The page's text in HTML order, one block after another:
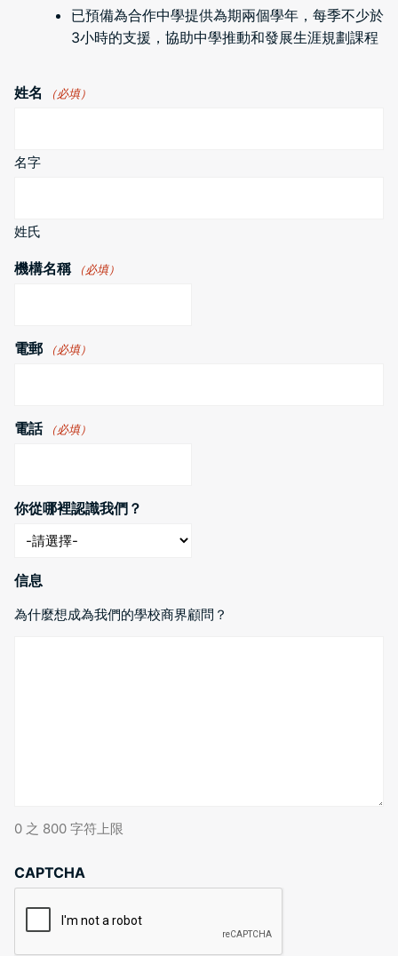
已預備為合作中學提供為期兩個學年，每季不少於
3小時的支援，協助中學推動和發展生涯規劃課程
姓名 （必填）
名字
姓氏
機構名稱 （必填）
電郵 （必填）
電話 （必填）
你從哪裡認識我們？
信息
為什麼想成為我們的學校商界顧問？
0 之 800 字符上限
CAPTCHA